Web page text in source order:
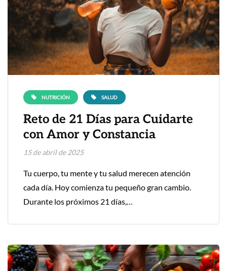
NUTRICIÓN SALUD
Reto de 21 Días para Cuidarte
con Amor y Constancia
15 de abril de 2025
Tu cuerpo, tu mente y tu salud merecen atención
cada día. Hoy comienza tu pequeño gran cambio.
Durante los próximos 21 días,…